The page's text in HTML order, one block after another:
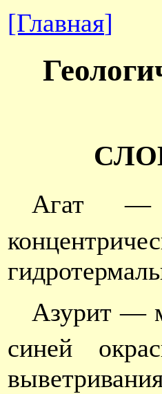
[Главная]
Агат —
Азурит —
синей